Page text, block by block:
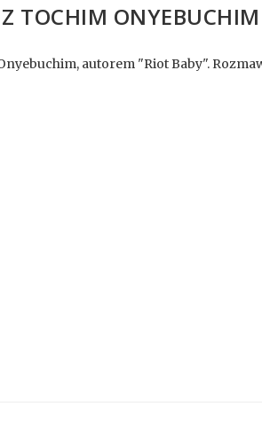
TOCHIM ONYEBUCHIM
autorem "Riot Baby".